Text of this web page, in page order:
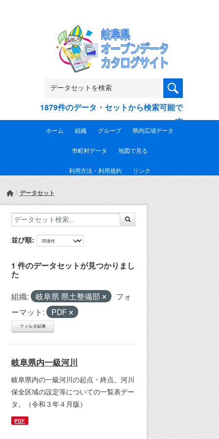
1879件のデータ・セットから検索可能で
す
ホーム 組織 グループ 県内広域データ
市町村データ 地図で見る
利用方法・利用規約 リンク
データセット
並び順
1 件のデータセットが見つかりまし
た
組織: 岐阜県 県土整備部
フォ
ーマット:
PDF
フィルタ結果
岐阜県内一級河川
岐阜県内の一級河川の起点・終点、河川
保全区域の設定等についての一覧表デー
タ。（令和３年４月版）
PDF